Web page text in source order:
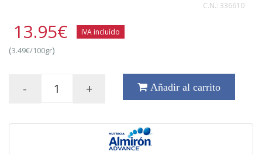
C.N.: 336610
13.95€ IVA incluído
(3.49€/100gr)
- + Añadir al carrito